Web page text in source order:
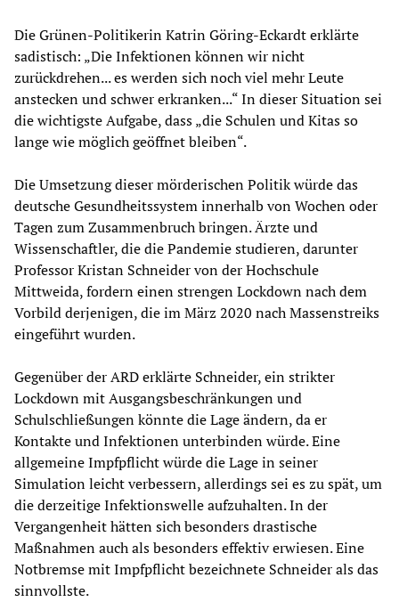
Die Grünen-Politikerin Katrin Göring-Eckardt erklärte
sadistisch: „Die Infektionen können wir nicht
zurückdrehen... es werden sich noch viel mehr Leute
anstecken und schwer erkranken...“ In dieser Situation sei
die wichtigste Aufgabe, dass „die Schulen und Kitas so
lange wie möglich geöffnet bleiben“.
Die Umsetzung dieser mörderischen Politik würde das
deutsche Gesundheitssystem innerhalb von Wochen oder
Tagen zum Zusammenbruch bringen. Ärzte und
Wissenschaftler, die die Pandemie studieren, darunter
Professor Kristan Schneider von der Hochschule
Mittweida, fordern einen strengen Lockdown nach dem
Vorbild derjenigen, die im März 2020 nach Massenstreiks
eingeführt wurden.
Gegenüber der ARD erklärte Schneider, ein strikter
Lockdown mit Ausgangsbeschränkungen und
Schulschließungen könnte die Lage ändern, da er
Kontakte und Infektionen unterbinden würde. Eine
allgemeine Impfpflicht würde die Lage in seiner
Simulation leicht verbessern, allerdings sei es zu spät, um
die derzeitige Infektionswelle aufzuhalten. In der
Vergangenheit hätten sich besonders drastische
Maßnahmen auch als besonders effektiv erwiesen. Eine
Notbremse mit Impfpflicht bezeichnete Schneider als das
sinnvollste.